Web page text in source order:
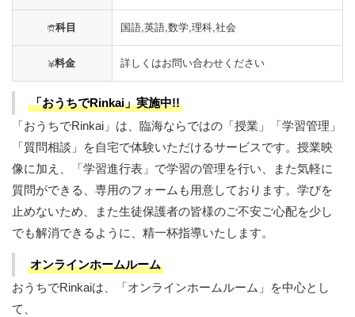
科目 国語,英語,数学,理科,社会
料金 詳しくはお問い合わせください
「おうちでRinkai」実施中!!
「おうちでRinkai」は、臨海ならではの「授業」「学習管理」
「質問相談」を自宅で体験いただけるサービスです。授業映
像に加え、「学習進行表」で学習の管理を行い、また気軽に
質問ができる、専用のフォームも用意しております。学びを
止めないため、また生徒保護者の皆様のご不安ご心配を少し
でも解消できるように、精一杯指導いたします。
オンラインホームルーム
おうちでRinkaiは、「オンラインホームルーム」を中心とし
て、